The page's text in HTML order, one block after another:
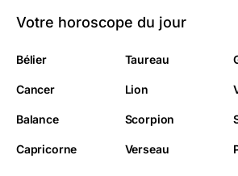
Votre horoscope du jour
Bélier Taureau
Cancer Lion
Balance Scorpion
Capricorne Verseau